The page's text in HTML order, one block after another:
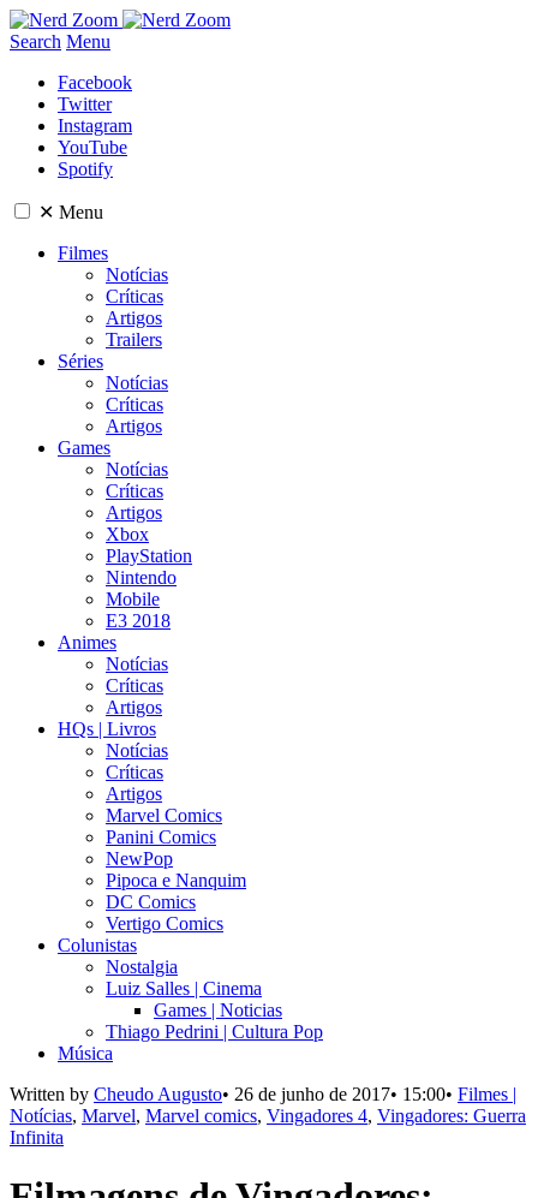
Search Menu
Facebook
Twitter
Instagram
YouTube
Spotify
✕ Menu
Filmes
Notícias
Críticas
Artigos
Trailers
Séries
Notícias
Críticas
Artigos
Games
Notícias
Críticas
Artigos
Xbox
PlayStation
Nintendo
Mobile
E3 2018
Animes
Notícias
Críticas
Artigos
HQs | Livros
Notícias
Críticas
Artigos
Marvel Comics
Panini Comics
NewPop
Pipoca e Nanquim
DC Comics
Vertigo Comics
Colunistas
Nostalgia
Luiz Salles | Cinema
Games | Noticias
Thiago Pedrini | Cultura Pop
Música
Written by Cheudo Augusto• 26 de junho de 2017• 15:00• Filmes |
Notícias, Marvel, Marvel comics, Vingadores 4, Vingadores: Guerra
Infinita